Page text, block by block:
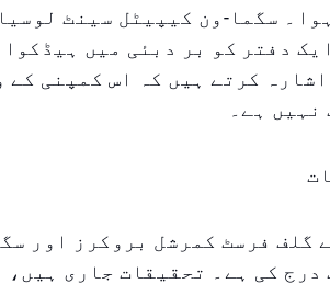
سگما-ون کیپیٹل سینٹ
دفتر کو بر دبئی میں
کرتے ہیں کہ اس کمپنی کے
ہے۔
گلف فرسٹ کمرشل بروکرز اور
درج کی ہے۔ تحقیقات جاری